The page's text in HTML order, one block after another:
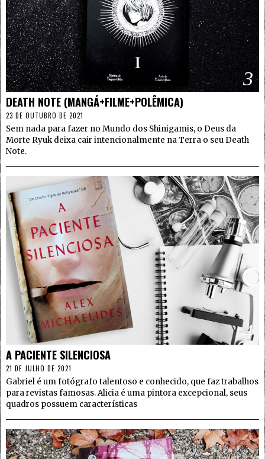
3
DEATH NOTE (MANGÁ+FILME+POLÊMICA)
23 DE OUTUBRO DE 2021
Sem nada para fazer no Mundo dos Shinigamis, o Deus da
Morte Ryuk deixa cair intencionalmente na Terra o seu Death
Note.
4
A PACIENTE SILENCIOSA
21 DE JULHO DE 2021
Gabriel é um fotógrafo talentoso e conhecido, que faz trabalhos
para revistas famosas. Alicia é uma pintora excepcional, seus
quadros possuem características